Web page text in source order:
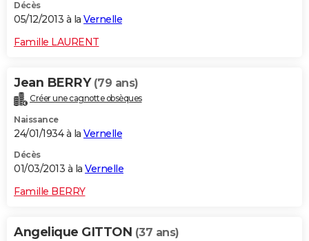
Décès
05/12/2013 à la Vernelle
Famille LAURENT
Jean BERRY (79 ans)
Créer une cagnotte obsèques
Naissance
24/01/1934 à la Vernelle
Décès
01/03/2013 à la Vernelle
Famille BERRY
Angelique GITTON (37 ans)